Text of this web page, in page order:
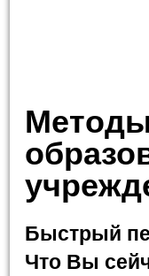
Быстрый
Что Вы